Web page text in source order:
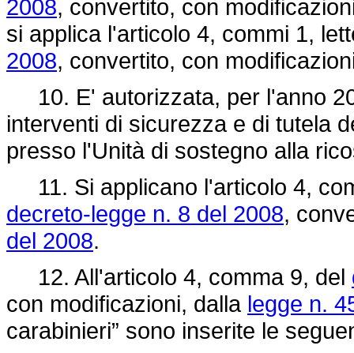
2008, convertito, con
si applica l'articolo 4, commi 1,
2008, convertito, con
10. E' autorizzata, per l'anno
interventi di sicurezza e di tutela
presso l'Unità di sostegno alla
11. Si applicano l'articolo 4,
decreto-legge n. 8 del 2008,
del 2008.
12. All'articolo 4, comma 9, del
con modificazioni, dalla legge n.
carabinieri” sono inserite le